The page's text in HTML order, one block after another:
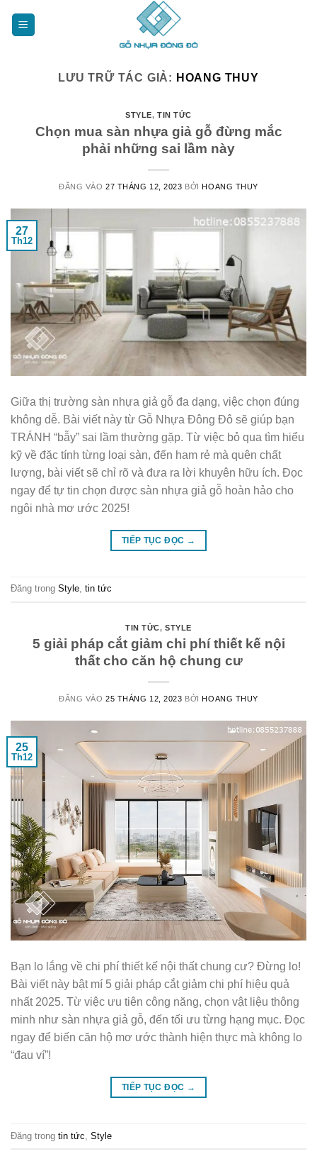
LƯU TRỮ TÁC GIẢ: HOANG THUY
STYLE, TIN TỨC
Chọn mua sàn nhựa giả gỗ đừng mắc
phải những sai lầm này
ĐĂNG VÀO27 THÁNG 12, 2023 BỞIHOANG THUY
27
Th12
Giữa thị trường sàn nhựa giả gỗ đa dạng, việc chọn đúng
không dễ. Bài viết này từ Gỗ Nhựa Đông Đô sẽ giúp bạn
TRÁNH “bẫy” sai lầm thường gặp. Từ việc bỏ qua tìm hiểu
kỹ về đặc tính từng loại sàn, đến ham rẻ mà quên chất
lượng, bài viết sẽ chỉ rõ và đưa ra lời khuyên hữu ích. Đọc
ngay để tự tin chọn được sàn nhựa giả gỗ hoàn hảo cho
ngôi nhà mơ ước 2025!
TIẾP TỤC ĐỌC →
Đăng trong Style, tin tức
TIN TỨC,STYLE
5 giải pháp cắt giảm chi phí thiết kế nội
thất cho căn hộ chung cư
ĐĂNG VÀO25 THÁNG 12, 2023 BỞI HOANG THUY
25
Th12
Bạn lo lắng về chi phí thiết kế nội thất chung cư? Đừng lo!
Bài viết này bật mí 5 giải pháp cắt giảm chi phí hiệu quả
nhất 2025. Từ việc ưu tiên công năng, chọn vật liệu thông
minh như sàn nhựa giả gỗ, đến tối ưu từng hạng mục. Đọc
ngay để biến căn hộ mơ ước thành hiện thực mà không lo
“đau ví”!
TIẾP TỤC ĐỌC →
Đăng trong tin tức Style